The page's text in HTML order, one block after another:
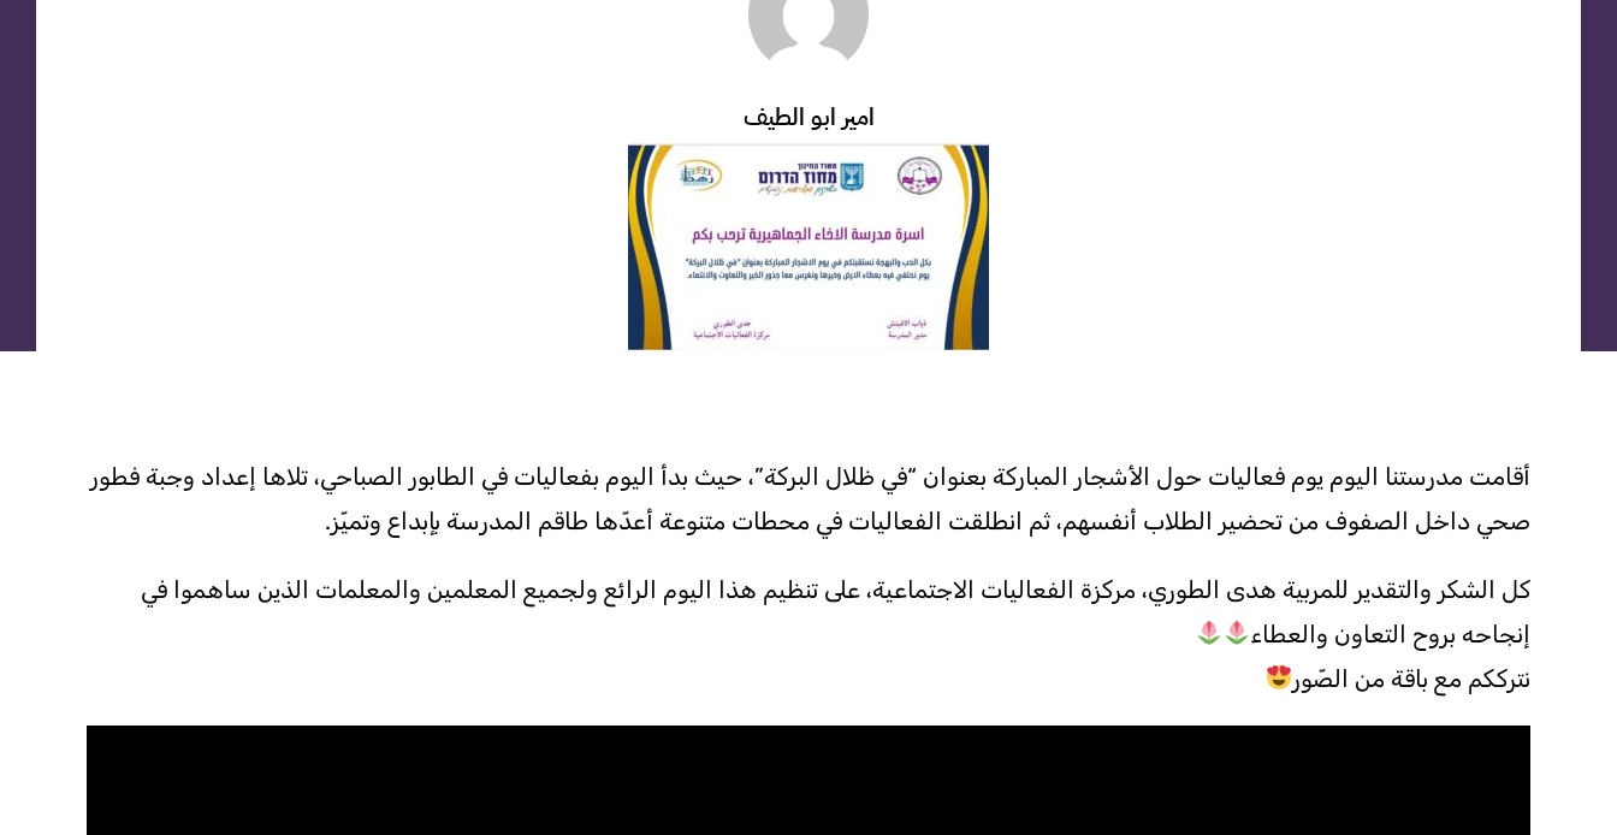
امير ابو الطيف
أقامت مدرستنا اليوم يوم فعاليات حول الأشجار المباركة بعنوان “في ظلال البركة”، حيث بدأ اليوم بفعاليات في الطابور الصباحي، تلاها إعداد وجبة فطور
صحي داخل الصفوف من تحضير الطلاب أنفسهم، ثم انطلقت الفعاليات في محطات متنوعة أعدّها طاقم المدرسة بإبداع وتميّز.
كل الشكر والتقدير للمربية هدى الطوري، مركزة الفعاليات الاجتماعية، على تنظيم هذا اليوم الرائع ولجميع المعلمين والمعلمات الذين ساهموا في
إنجاحه بروح التعاون والعطاء
نترككم مع باقة من الصّور